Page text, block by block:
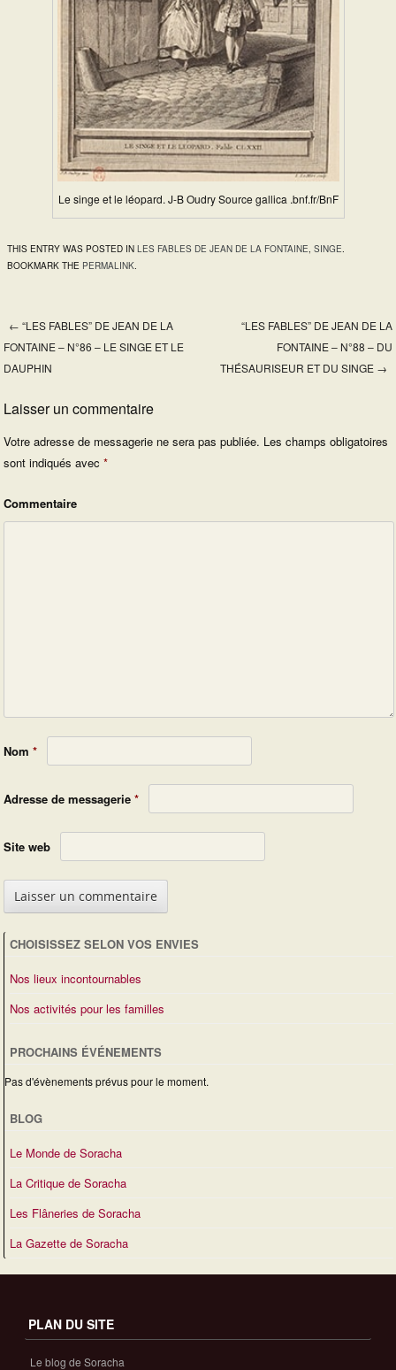
Le singe et le léopard. J-B Oudry Source gallica .bnf.fr/BnF
THIS ENTRY WAS POSTED IN LES FABLES DE JEAN DE LA FONTAINE, SINGE.
BOOKMARK THE PERMALINK.
Post navigation
← “LES FABLES” DE JEAN DE LA
FONTAINE – N°86 – LE SINGE ET LE
DAUPHIN
“LES FABLES” DE JEAN DE LA
FONTAINE – N°88 – DU
THÉSAURISEUR ET DU SINGE →
Laisser un commentaire
Votre adresse de messagerie ne sera pas publiée. Les champs obligatoires
sont indiqués avec *
Commentaire
Nom *
Adresse de messagerie *
Site web
CHOISISSEZ SELON VOS ENVIES
Nos lieux incontournables
Nos activités pour les familles
PROCHAINS ÉVÉNEMENTS
Pas d'évènements prévus pour le moment.
BLOG
Le Monde de Soracha
La Critique de Soracha
Les Flâneries de Soracha
La Gazette de Soracha
PLAN DU SITE
Le blog de Soracha